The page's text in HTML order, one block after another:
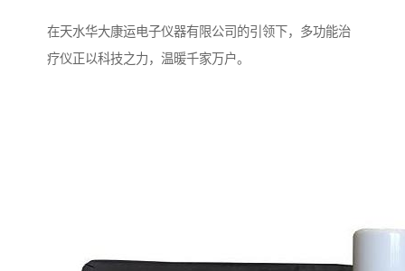
在天水华大康运电子仪器有限公司的引领下，多功能治
疗仪正以科技之力，温暖千家万户。